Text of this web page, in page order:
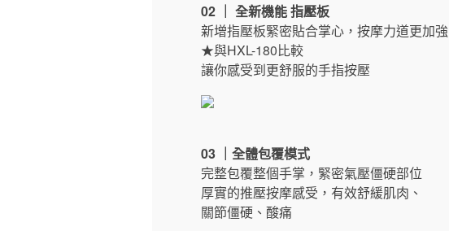
02 ｜ 全新機能 指壓板
新增指壓板緊密貼合掌心，按摩力道更加強
★與HXL-180比較
讓你感受到更舒服的手指按壓
03 ｜全體包覆模式
完整包覆整個手掌，緊密氣壓僵硬部位
厚實的推壓按摩感受，有效舒緩肌肉、
關節僵硬、酸痛